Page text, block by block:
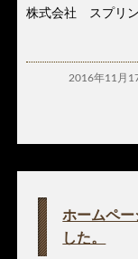
株式会社 スプリ
2016年11月
ホームペー
した。